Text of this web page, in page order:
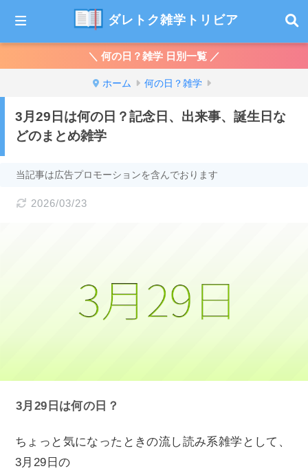
ダレトク雑学トリビア
＼ 何の日？雑学 日別一覧 ／
ホーム 何の日？雑学
3月29日は何の日？記念日、出来事、誕生日な
どのまとめ雑学
当記事は広告プロモーションを含んでおります
2026/03/23
3月29日は何の日？
ちょっと気になったときの流し読み系雑学として、
3月29日の